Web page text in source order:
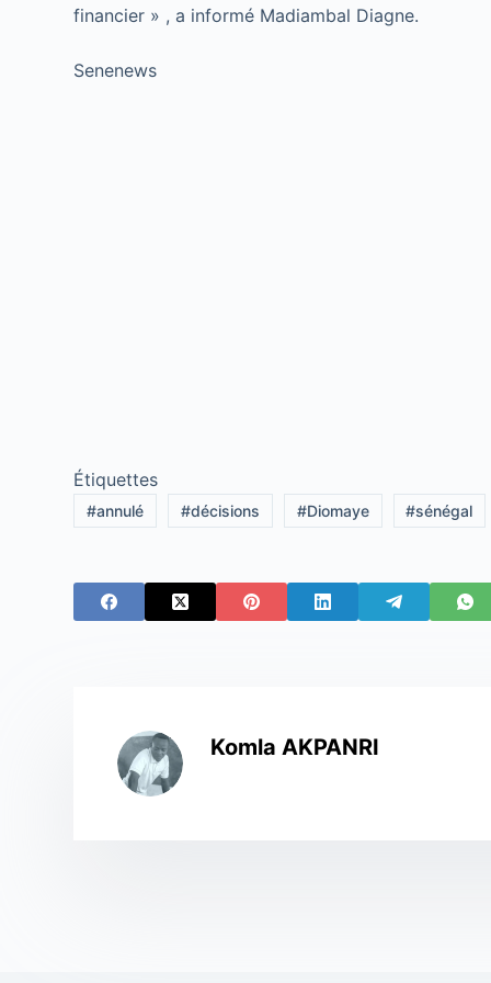
financier » , a informé Madiambal Diagne.
Senenews
Étiquettes
#annulé #décisions #Diomaye #sénégal
Komla AKPANRI